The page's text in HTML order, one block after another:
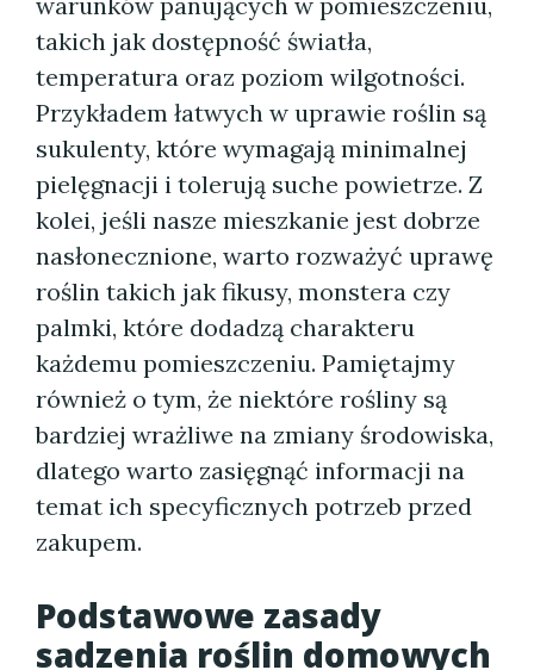
takich jak dostępność światła,
temperatura oraz poziom wilgotności.
Przykładem łatwych w uprawie roślin są
sukulenty, które wymagają minimalnej
pielęgnacji i tolerują suche powietrze. Z
kolei, jeśli nasze mieszkanie jest dobrze
nasłonecznione, warto rozważyć uprawę
roślin takich jak fikusy, monstera czy
palmki, które dodadzą charakteru
każdemu pomieszczeniu. Pamiętajmy
również o tym, że niektóre rośliny są
bardziej wrażliwe na zmiany środowiska,
dlatego warto zasięgnąć informacji na
temat ich specyficznych potrzeb przed
zakupem.
Podstawowe zasady
sadzenia roślin domowych